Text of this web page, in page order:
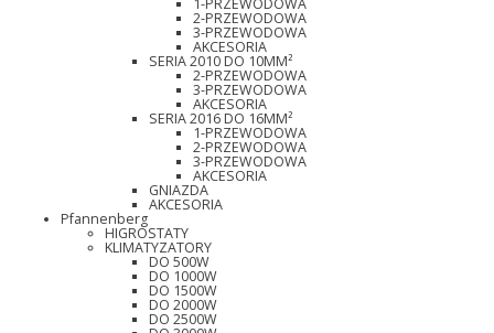
1-PRZEWODOWA
2-PRZEWODOWA
3-PRZEWODOWA
AKCESORIA
SERIA 2010 DO 10MM²
2-PRZEWODOWA
3-PRZEWODOWA
AKCESORIA
SERIA 2016 DO 16MM²
1-PRZEWODOWA
2-PRZEWODOWA
3-PRZEWODOWA
AKCESORIA
GNIAZDA
AKCESORIA
Pfannenberg
HIGROSTATY
KLIMATYZATORY
DO 500W
DO 1000W
DO 1500W
DO 2000W
DO 2500W